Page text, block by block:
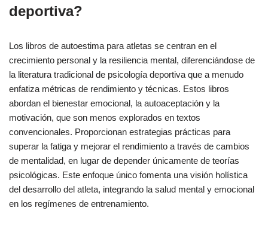
deportiva?
Los libros de autoestima para atletas se centran en el
crecimiento personal y la resiliencia mental, diferenciándose de
la literatura tradicional de psicología deportiva que a menudo
enfatiza métricas de rendimiento y técnicas. Estos libros
abordan el bienestar emocional, la autoaceptación y la
motivación, que son menos explorados en textos
convencionales. Proporcionan estrategias prácticas para
superar la fatiga y mejorar el rendimiento a través de cambios
de mentalidad, en lugar de depender únicamente de teorías
psicológicas. Este enfoque único fomenta una visión holística
del desarrollo del atleta, integrando la salud mental y emocional
en los regímenes de entrenamiento.